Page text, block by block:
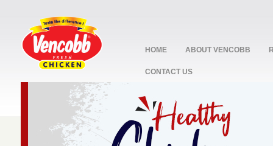
HOME ABOUT VENCOBB
CONTACT US